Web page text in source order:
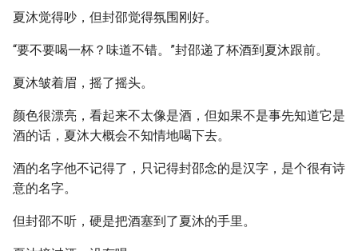
夏沐觉得吵，但封邵觉得氛围刚好。
“要不要喝一杯？味道不错。”封邵递了杯酒到夏沐跟前。
夏沐皱着眉，摇了摇头。
颜色很漂亮，看起来不太像是酒，但如果不是事先知道它是
酒的话，夏沐大概会不知情地喝下去。
酒的名字他不记得了，只记得封邵念的是汉字，是个很有诗
意的名字。
但封邵不听，硬是把酒塞到了夏沐的手里。